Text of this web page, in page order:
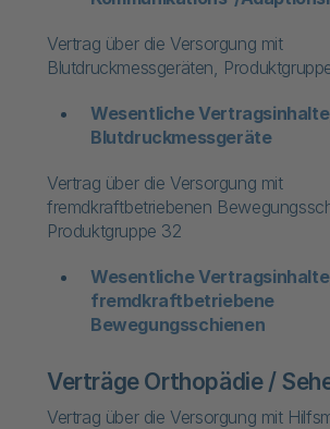
Vertrag über die Versorgung mit
Blutdruckmessgeräten,
Wesentliche
Blutdruckmessgeräte
Vertrag über die Versorgung mit
fremdkraftbetriebenen
Produktgruppe 32
Wesentliche
fremdkraftbetriebene
Bewegungsschienen
Verträge Orthopädie /
Vertrag über die Versorgung mit